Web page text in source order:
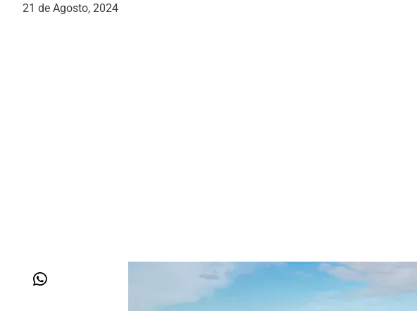
21 de Agosto, 2024